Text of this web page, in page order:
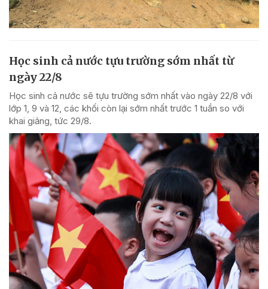
Học sinh cả nước tựu trường sớm nhất từ
ngày 22/8
Học sinh cả nước sẽ tựu trường sớm nhất vào ngày 22/8 với
lớp 1, 9 và 12, các khối còn lại sớm nhất trước 1 tuần so với
khai giảng, tức 29/8.